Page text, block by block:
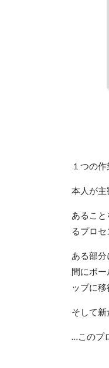
１つの
本人が主
あるこ
るプロ
ある部
間にボ
ップに移
そして新
…このプ